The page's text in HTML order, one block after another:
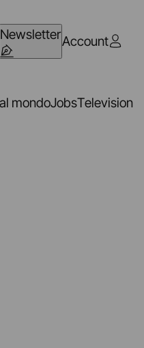
NewsletterAccount
mondoJobsTelevision